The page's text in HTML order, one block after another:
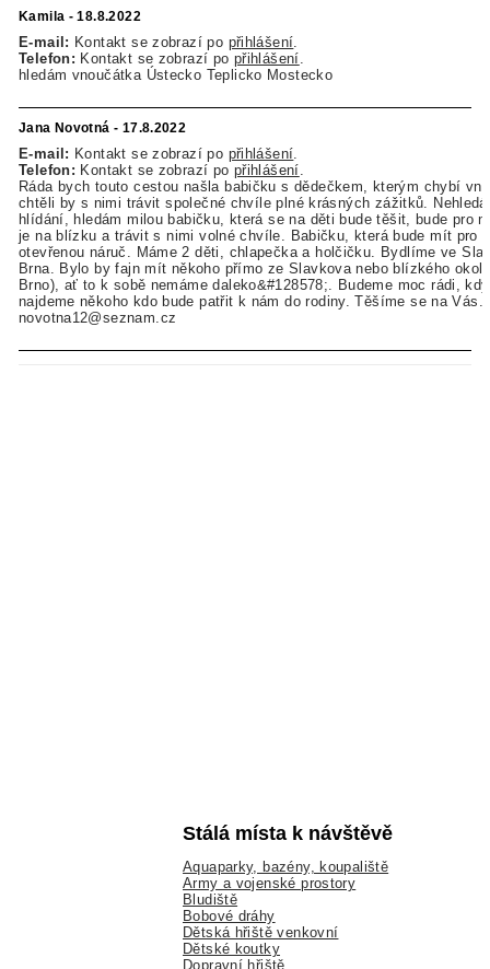
Kamila - 18.8.2022
E-mail: Kontakt se zobrazí po přihlášení
Telefon: Kontakt se zobrazí po přihlášení
hledám vnoučátka Ústecko Teplicko Mostecko
Jana Novotná - 17.8.2022
E-mail: Kontakt se zobrazí po přihlášení
Telefon: Kontakt se zobrazí po přihlášení
Ráda bych touto cestou našla babičku s dědečkem, kterým chybí
chtěli by s nimi trávit společné chvíle plné krásných zážitků.
hlídání, hledám milou babičku, která se na děti bude těšit, bude pro
je na blízku a trávit s nimi volné chvíle. Babičku, která bude mít pro
otevřenou náruč. Máme 2 děti, chlapečka a holčičku. Bydlíme ve
Brna. Bylo by fajn mít někoho přímo ze Slavkova nebo blízkého
Brno), ať to k sobě nemáme daleko&#128578;. Budeme moc rádi,
najdeme někoho kdo bude patřit k nám do rodiny. Těšíme se na Vás.
novotna12@seznam.cz
Stálá místa k návštěvě
Aquaparky, bazény, koupaliště
Army a vojenské prostory
Bludiště
Bobové dráhy
Dětská hřiště venkovní
Dětské koutky
Dopravní hřiště